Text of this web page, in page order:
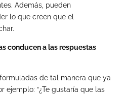
Además, pueden
lo que creen que el
conducen a las respuestas
de tal manera que ya
ejemplo: “¿Te gustaría que las